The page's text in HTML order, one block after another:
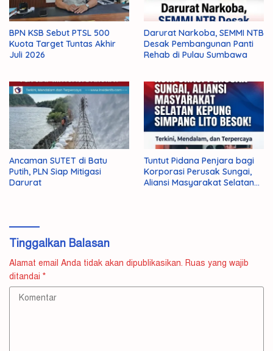
BPN KSB Sebut PTSL 500
Kuota Target Tuntas Akhir
Juli 2026
Darurat Narkoba, SEMMI NTB
Desak Pembangunan Panti
Rehab di Pulau Sumbawa
Ancaman SUTET di Batu
Putih, PLN Siap Mitigasi
Darurat
Tuntut Pidana Penjara bagi
Korporasi Perusak Sungai,
Aliansi Masyarakat Selatan
Tinggalkan Balasan
Alamat email Anda tidak akan dipublikasikan. Ruas yang wajib
ditandai *